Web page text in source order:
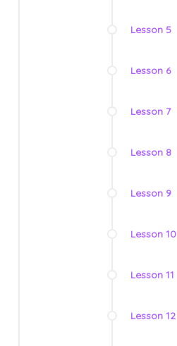
Lesson 5
Lesson 6
Lesson 7
Lesson 8
Lesson 9
Lesson 10
Lesson 11
Lesson 12